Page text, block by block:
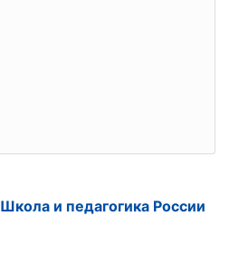
Школа и педагогика России